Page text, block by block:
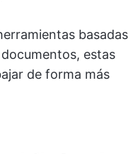
basadas
estas
de forma más